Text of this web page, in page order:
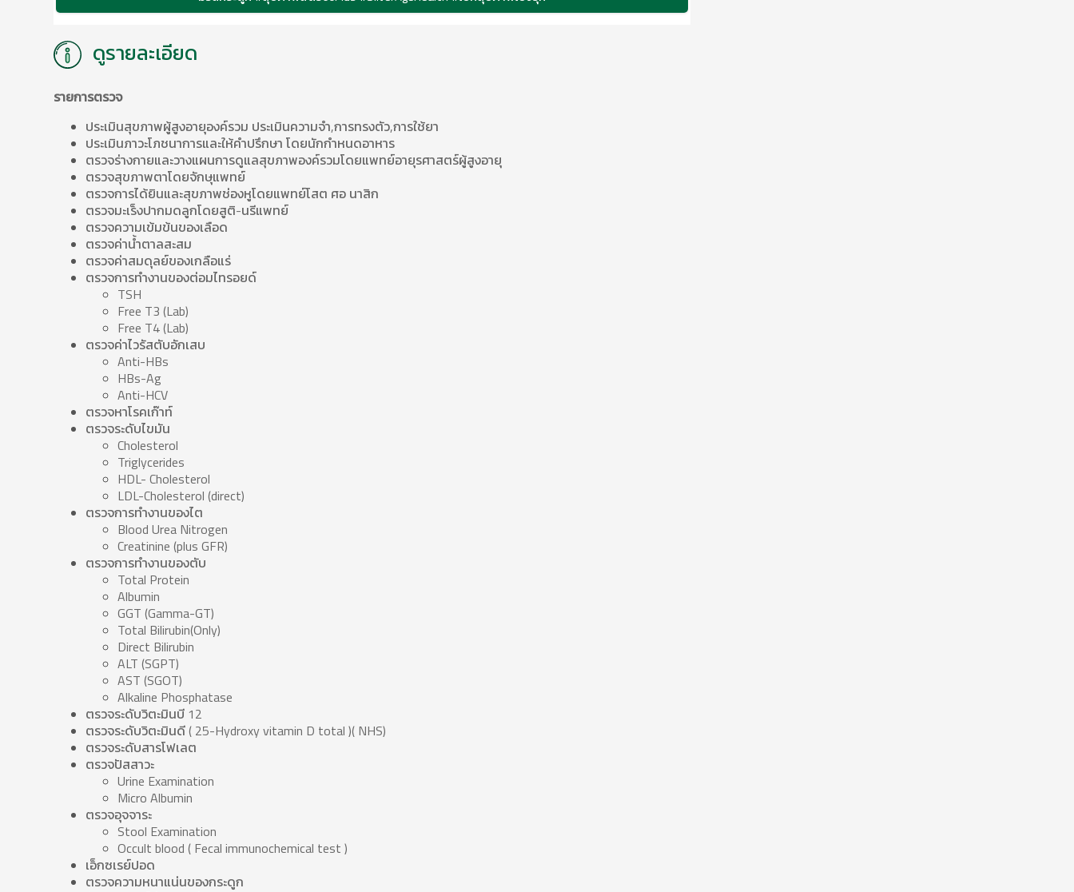
ดูรายละเอียด
รายการตรวจ
ประเมินสุขภาพผู้สูงอายุองค์รวม ประเมินความจำ,การทรงตัว,การใช้ยา
ประเมินภาวะโภชนาการและให้คำปรึกษา โดยนักกำหนดอาหาร
ตรวจร่างกายและวางแผนการดูแลสุขภาพองค์รวมโดยแพทย์อายุรศาสตร์ผู้สูงอายุ
ตรวจสุขภาพตาโดยจักษุแพทย์
ตรวจการได้ยินและสุขภาพช่องหูโดยแพทย์โสต ศอ นาสิก
ตรวจมะเร็งปากมดลูกโดยสูติ-นรีแพทย์
ตรวจความเข้มข้นของเลือด
ตรวจค่าน้ำตาลสะสม
ตรวจค่าสมดุลย์ของเกลือแร่
ตรวจการทำงานของต่อมไทรอยด์
TSH
Free T3 (Lab)
Free T4 (Lab)
ตรวจค่าไวรัสตับอักเสบ
Anti-HBs
HBs-Ag
Anti-HCV
ตรวจหาโรคเก๊าท์
ตรวจระดับไขมัน
Cholesterol
Triglycerides
HDL- Cholesterol
LDL-Cholesterol (direct)
ตรวจการทำงานของไต
Blood Urea Nitrogen
Creatinine (plus GFR)
ตรวจการทำงานของตับ
Total Protein
Albumin
GGT (Gamma-GT)
Total Bilirubin(Only)
Direct Bilirubin
ALT (SGPT)
AST (SGOT)
Alkaline Phosphatase
ตรวจระดับวิตะมินบี 12
ตรวจระดับวิตะมินดี ( 25-Hydroxy vitamin D total )( NHS)
ตรวจระดับสารโฟเลต
ตรวจปัสสาวะ
Urine Examination
Micro Albumin
ตรวจอุจจาระ
Stool Examination
Occult blood ( Fecal immunochemical test )
เอ็กซเรย์ปอด
ตรวจความหนาแน่นของกระดูก